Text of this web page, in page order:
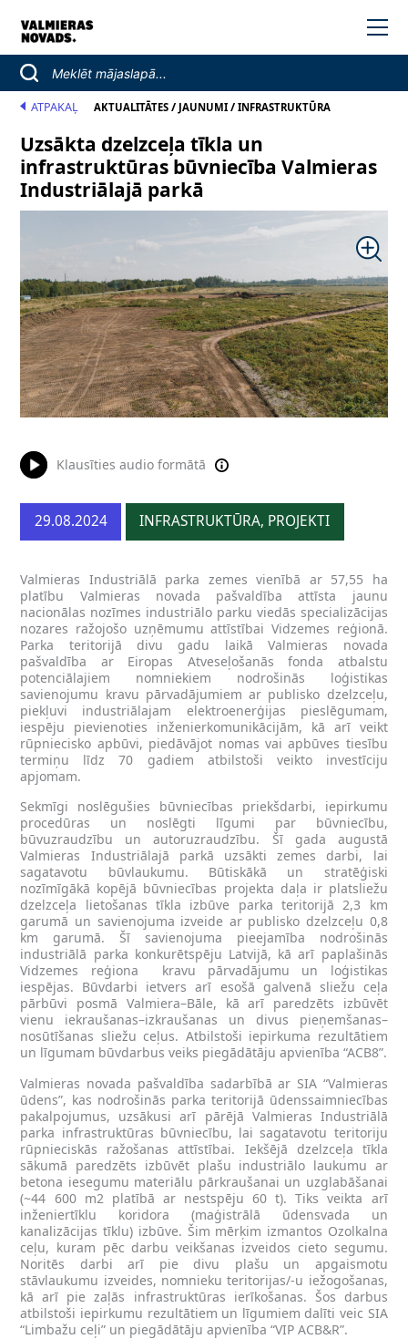
ATPAKAĻ AKTUALITĀTES/ JAUNUMI/ INFRASTRUKTŪRA
Uzsākta dzelzceļa tīkla un
infrastruktūras būvniecība Valmieras
Industriālajā parkā
Klausīties audio formātā
29.08.2024 INFRASTRUKTŪRA, PROJEKTI
Valmieras Industriālā parka zemes vienībā ar 57,55 ha
platību Valmieras novada pašvaldība attīsta jaunu
nacionālas nozīmes industriālo parku viedās specializācijas
nozares ražojošo uzņēmumu attīstībai Vidzemes reģionā.
Parka teritorijā divu gadu laikā Valmieras novada
pašvaldība ar Eiropas Atveseļošanās fonda atbalstu
potenciālajiem nomniekiem nodrošinās loģistikas
savienojumu kravu pārvadājumiem ar publisko dzelzceļu,
piekļuvi industriālajam elektroenerģijas pieslēgumam,
iespēju pievienoties inženierkomunikācijām, kā arī veikt
rūpniecisko apbūvi, piedāvājot nomas vai apbūves tiesību
termiņu līdz 70 gadiem atbilstoši veikto investīciju
apjomam.
Sekmīgi noslēgušies būvniecības priekšdarbi, iepirkumu
procedūras un noslēgti līgumi par būvniecību,
būvuzraudzību un autoruzraudzību. Šī gada augustā
Valmieras Industriālajā parkā uzsākti zemes darbi, lai
sagatavotu būvlaukumu. Būtiskākā un stratēģiski
nozīmīgākā kopējā būvniecības projekta daļa ir platsliežu
dzelzceļa lietošanas tīkla izbūve parka teritorijā 2,3 km
garumā un savienojuma izveide ar publisko dzelzceļu 0,8
km garumā. Šī savienojuma pieejamība nodrošinās
industriālā parka konkurētspēju Latvijā, kā arī paplašinās
Vidzemes reģiona kravu pārvadājumu un loģistikas
iespējas. Būvdarbi ietvers arī esošā galvenā sliežu ceļa
pārbūvi posmā Valmiera–Bāle, kā arī paredzēts izbūvēt
vienu iekraušanas–izkraušanas un divus pieņemšanas–
nosūtīšanas sliežu ceļus. Atbilstoši iepirkuma rezultātiem
un līgumam būvdarbus veiks piegādātāju apvienība “ACB8”.
Valmieras novada pašvaldība sadarbībā ar SIA “Valmieras
ūdens”, kas nodrošinās parka teritorijā ūdenssaimniecības
pakalpojumus, uzsākusi arī pārējā Valmieras Industriālā
parka infrastruktūras būvniecību, lai sagatavotu teritoriju
rūpnieciskās ražošanas attīstībai. Iekšējā dzelzceļa tīkla
sākumā paredzēts izbūvēt plašu industriālo laukumu ar
betona iesegumu materiālu pārkraušanai un uzglabāšanai
(~44 600 m2 platībā ar nestspēju 60 t). Tiks veikta arī
inženiertīklu koridora (maģistrālā ūdensvada un
kanalizācijas tīklu) izbūve. Šim mērķim izmantos Ozolkalna
ceļu, kuram pēc darbu veikšanas izveidos cieto segumu.
Noritēs darbi arī pie divu plašu un apgaismotu
stāvlaukumu izveides, nomnieku teritorijas/-u iežogošanas,
kā arī pie zaļās infrastruktūras ierīkošanas. Šos darbus
atbilstoši iepirkumu rezultātiem un līgumiem dalīti veic SIA
“Limbažu ceļi” un piegādātāju apvienība “VIP ACB&R”.